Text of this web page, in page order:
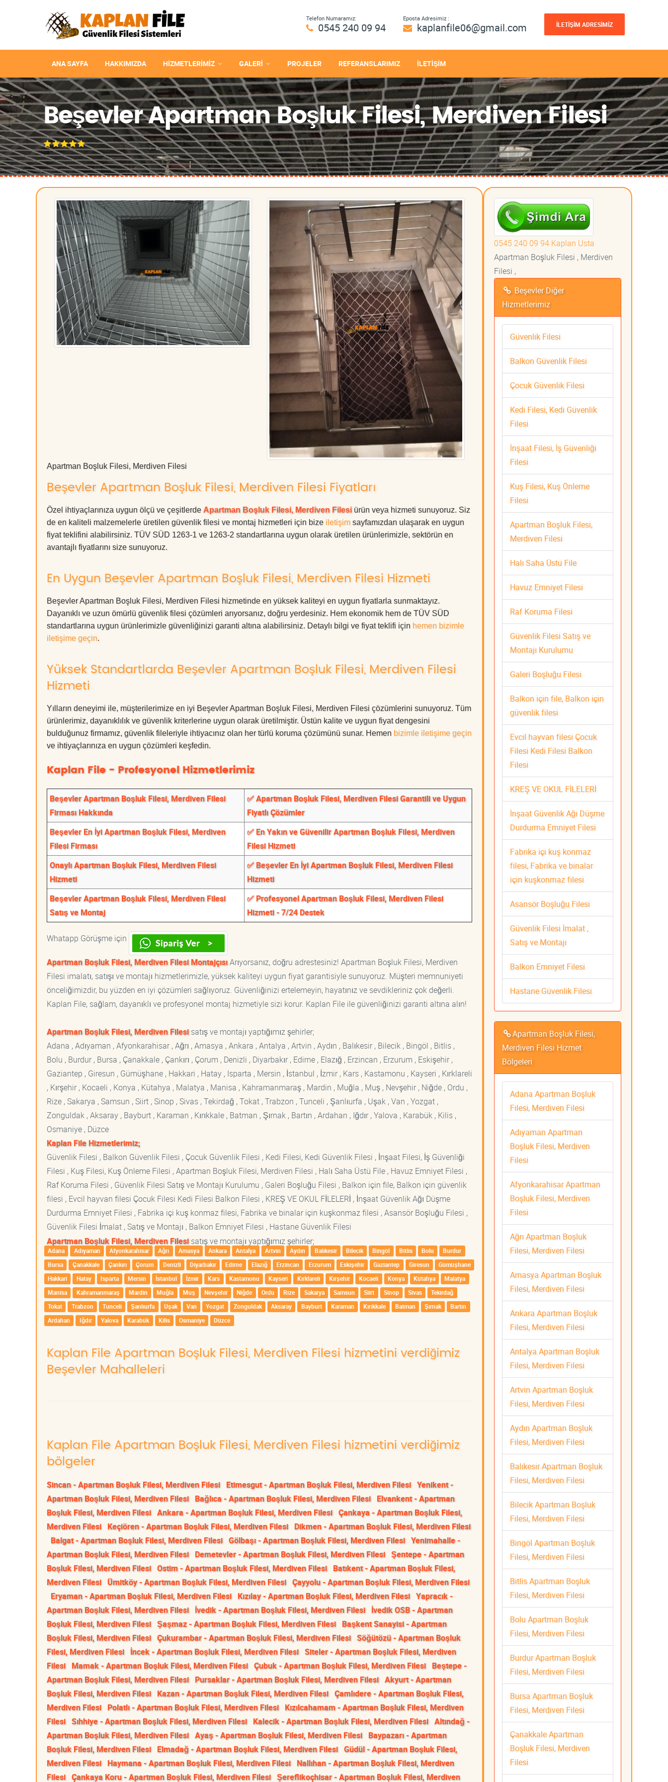
Telefon Numaramız:
0545 240 09 94
Eposta Adresimiz :
kaplanfile06@gmail.com İLETİŞİM ADRESİMİZ
ANA SAYFA HAKKIMIZDA HIZMETLERIMIZ GALERİ PROJELER REFERANSLARIMIZ İLETİŞİM
Beşevler Apartman Boşluk Filesi, Merdiven Filesi
Apartman Boşluk Filesi, Merdiven Filesi
Beşevler Apartman Boşluk Filesi, Merdiven Filesi Fiyatları
Özel ihtiyaçlarınıza uygun ölçü ve çeşitlerde Apartman Boşluk Filesi, Merdiven Filesi ürün veya hizmeti sunuyoruz. Siz
de en kaliteli malzemelerle üretilen güvenlik filesi ve montaj hizmetleri için bize iletişim sayfamızdan ulaşarak en uygun
fiyat teklifini alabilirsiniz. TÜV SÜD 1263-1 ve 1263-2 standartlarına uygun olarak üretilen ürünlerimizle, sektörün en
avantajlı fiyatlarını size sunuyoruz.
En Uygun Beşevler Apartman Boşluk Filesi, Merdiven Filesi Hizmeti
Beşevler Apartman Boşluk Filesi, Merdiven Filesi hizmetinde en yüksek kaliteyi en uygun fiyatlarla sunmaktayız.
Dayanıklı ve uzun ömürlü güvenlik filesi çözümleri arıyorsanız, doğru yerdesiniz. Hem ekonomik hem de TÜV SÜD
standartlarına uygun ürünlerimizle güvenliğinizi garanti altına alabilirsiniz. Detaylı bilgi ve fiyat teklifi için hemen bizimle
iletişime geçin.
Yüksek Standartlarda Beşevler Apartman Boşluk Filesi, Merdiven Filesi
Hizmeti
Yılların deneyimi ile, müşterilerimize en iyi Beşevler Apartman Boşluk Filesi, Merdiven Filesi çözümlerini sunuyoruz. Tüm
ürünlerimiz, dayanıklılık ve güvenlik kriterlerine uygun olarak üretilmiştir. Üstün kalite ve uygun fiyat dengesini
bulduğunuz firmamız, güvenlik fileleriyle ihtiyacınız olan her türlü koruma çözümünü sunar. Hemen bizimle iletişime geçin
ve ihtiyaçlarınıza en uygun çözümleri keşfedin.
Kaplan File - Profesyonel Hizmetlerimiz
Beşevler Apartman Boşluk Filesi, Merdiven Filesi
Firması Hakkında
✅ Apartman Boşluk Filesi, Merdiven Filesi Garantili ve Uygun
Fiyatlı Çözümler
Beşevler En İyi Apartman Boşluk Filesi, Merdiven
Filesi Firması
✅ En Yakın ve Güvenilir Apartman Boşluk Filesi, Merdiven
Filesi Hizmeti
Onaylı Apartman Boşluk Filesi, Merdiven Filesi
Hizmeti
✅ Beşevler En İyi Apartman Boşluk Filesi, Merdiven Filesi
Hizmeti
Beşevler Apartman Boşluk Filesi, Merdiven Filesi
Satış ve Montaj
✅ Profesyonel Apartman Boşluk Filesi, Merdiven Filesi
Hizmeti - 7/24 Destek
Whatapp Görüşme için
Apartman Boşluk Filesi, Merdiven Filesi MontajçısıArıyorsanız, doğru adrestesiniz! Apartman Boşluk Filesi, Merdiven
Filesi imalatı, satışı ve montajı hizmetlerimizle, yüksek kaliteyi uygun fiyat garantisiyle sunuyoruz. Müşteri memnuniyeti
önceliğimizdir, bu yüzden en iyi çözümleri sağlıyoruz. Güvenliğinizi ertelemeyin, hayatınız ve sevdikleriniz çok değerli.
Kaplan File, sağlam, dayanıklı ve profesyonel montaj hizmetiyle sizi korur. Kaplan File ile güvenliğinizi garanti altına alın!
Apartman Boşluk Filesi, Merdiven Filesisatış ve montajı yaptığımız şehirler;
Adana , Adıyaman , Afyonkarahisar , Ağrı , Amasya , Ankara , Antalya , Artvin , Aydın , Balıkesir , Bilecik , Bingöl , Bitlis ,
Bolu , Burdur , Bursa , Çanakkale , Çankırı , Çorum , Denizli , Diyarbakır , Edirne , Elazığ , Erzincan , Erzurum , Eskişehir ,
Gaziantep , Giresun , Gümüşhane , Hakkari , Hatay , Isparta , Mersin , İstanbul , İzmir , Kars , Kastamonu , Kayseri , Kırklareli
, Kırşehir , Kocaeli , Konya , Kütahya , Malatya , Manisa , Kahramanmaraş , Mardin , Muğla , Muş , Nevşehir , Niğde , Ordu ,
Rize , Sakarya , Samsun , Siirt , Sinop , Sivas , Tekirdağ , Tokat , Trabzon , Tunceli , Şanlıurfa , Uşak , Van , Yozgat ,
Zonguldak , Aksaray , Bayburt , Karaman , Kırıkkale , Batman , Şırnak , Bartın , Ardahan , Iğdır , Yalova , Karabük , Kilis ,
Osmaniye , Düzce
Kaplan File Hizmetlerimiz;
Güvenlik Filesi , Balkon Güvenlik Filesi , Çocuk Güvenlik Filesi , Kedi Filesi, Kedi Güvenlik Filesi , İnşaat Filesi, İş Güvenliği
Filesi , Kuş Filesi, Kuş Önleme Filesi , Apartman Boşluk Filesi, Merdiven Filesi , Halı Saha Üstü File , Havuz Emniyet Filesi ,
Raf Koruma Filesi , Güvenlik Filesi Satış ve Montajı Kurulumu , Galeri Boşluğu Filesi , Balkon için file, Balkon için güvenlik
filesi , Evcil hayvan filesi Çocuk Filesi Kedi Filesi Balkon Filesi , KREŞ VE OKUL FİLELERİ , İnşaat Güvenlik Ağı Düşme
Durdurma Emniyet Filesi , Fabrika içi kuş konmaz filesi, Fabrika ve binalar için kuşkonmaz filesi , Asansör Boşluğu Filesi ,
Güvenlik Filesi İmalat , Satış ve Montajı , Balkon Emniyet Filesi , Hastane Güvenlik Filesi
Apartman Boşluk Filesi, Merdiven Filesisatış ve montajı yaptığımız şehirler;
Adana Adıyaman Afyonkarahisar Ağrı Amasya Ankara Antalya Artvin Aydın Balıkesir Bilecik Bingöl Bitlis Bolu
Burdur
Bursa
Çanakkale Çankırı Çorum Denizli Diyarbakır Edirne Elazığ Erzincan Erzurum Eskişehir Gaziantep Giresun
Gümüşhane
Hakkari
Hatay Isparta Mersin İstanbul İzmir Kars Kastamonu Kayseri Kırklareli Kırşehir Kocaeli Konya Kütahya
Malatya
Manisa
Kahramanmaraş Mardin Muğla Muş Nevşehir Niğde Ordu Rize Sakarya Samsun Siirt Sinop Sivas
Tekirdağ
Tokat
Trabzon Tunceli Şanlıurfa Uşak Van Yozgat Zonguldak Aksaray Bayburt Karaman Kırıkkale Batman Şırnak
Bartın
Ardahan
Iğdır Yalova Karabük Kilis Osmaniye Düzce
Kaplan File Apartman Boşluk Filesi, Merdiven Filesi hizmetini verdiğimiz
Beşevler Mahalleleri
Kaplan File Apartman Boşluk Filesi, Merdiven Filesi hizmetini verdiğimiz
bölgeler
Sincan - Apartman Boşluk Filesi, Merdiven Filesi Etimesgut - Apartman Boşluk Filesi, Merdiven Filesi Yenikent -
Apartman Boşluk Filesi, Merdiven Filesi Bağlıca - Apartman Boşluk Filesi, Merdiven Filesi Elvankent - Apartman
Boşluk Filesi, Merdiven Filesi Ankara - Apartman Boşluk Filesi, Merdiven Filesi Çankaya - Apartman Boşluk Filesi,
Merdiven Filesi Keçiören - Apartman Boşluk Filesi, Merdiven Filesi Dikmen - Apartman Boşluk Filesi, Merdiven Filesi
Balgat - Apartman Boşluk Filesi, Merdiven Filesi Gölbaşı - Apartman Boşluk Filesi, Merdiven Filesi Yenimahalle -
Apartman Boşluk Filesi, Merdiven Filesi Demetevler - Apartman Boşluk Filesi, Merdiven Filesi Şentepe - Apartman
Boşluk Filesi, Merdiven Filesi Ostim - Apartman Boşluk Filesi, Merdiven Filesi Batıkent - Apartman Boşluk Filesi,
Merdiven Filesi Ümitköy - Apartman Boşluk Filesi, Merdiven Filesi Çayyolu - Apartman Boşluk Filesi, Merdiven Filesi
Eryaman - Apartman Boşluk Filesi, Merdiven Filesi Kızılay - Apartman Boşluk Filesi, Merdiven Filesi Yapracık -
Apartman Boşluk Filesi, Merdiven Filesi İvedik - Apartman Boşluk Filesi, Merdiven Filesi İvedik OSB - Apartman
Boşluk Filesi, Merdiven Filesi Şaşmaz - Apartman Boşluk Filesi, Merdiven Filesi Başkent Sanayisi - Apartman
Boşluk Filesi, Merdiven Filesi Çukurambar - Apartman Boşluk Filesi, Merdiven Filesi Söğütözü - Apartman Boşluk
Filesi, Merdiven Filesi İncek - Apartman Boşluk Filesi, Merdiven Filesi Siteler - Apartman Boşluk Filesi, Merdiven
Filesi Mamak - Apartman Boşluk Filesi, Merdiven Filesi Çubuk - Apartman Boşluk Filesi, Merdiven Filesi Beştepe -
Apartman Boşluk Filesi, Merdiven Filesi Pursaklar - Apartman Boşluk Filesi, Merdiven Filesi Akyurt - Apartman
Boşluk Filesi, Merdiven Filesi Kazan - Apartman Boşluk Filesi, Merdiven Filesi Çamlıdere - Apartman Boşluk Filesi,
Merdiven Filesi Polatlı - Apartman Boşluk Filesi, Merdiven Filesi Kızılcahamam - Apartman Boşluk Filesi, Merdiven
Filesi Sıhhiye - Apartman Boşluk Filesi, Merdiven Filesi Kalecik - Apartman Boşluk Filesi, Merdiven Filesi Altındağ -
Apartman Boşluk Filesi, Merdiven Filesi Ayaş - Apartman Boşluk Filesi, Merdiven Filesi Baypazarı - Apartman
Boşluk Filesi, Merdiven Filesi Elmadağ - Apartman Boşluk Filesi, Merdiven Filesi Güdül - Apartman Boşluk Filesi,
Merdiven Filesi Haymana - Apartman Boşluk Filesi, Merdiven Filesi Nallıhan - Apartman Boşluk Filesi, Merdiven
Filesi Çankaya Koru - Apartman Boşluk Filesi, Merdiven Filesi Şereflikoçhisar - Apartman Boşluk Filesi, Merdiven
0545 240 09 94 Kaplan Usta
Apartman Boşluk Filesi , Merdiven
Filesi ,
Beşevler Diğer
Hizmetlerimiz
Güvenlik Filesi
Balkon Güvenlik Filesi
Çocuk Güvenlik Filesi
Kedi Filesi, Kedi Güvenlik
Filesi
İnşaat Filesi, İş Güvenliği
Filesi
Kuş Filesi, Kuş Önleme
Filesi
Apartman Boşluk Filesi,
Merdiven Filesi
Halı Saha Üstü File
Havuz Emniyet Filesi
Raf Koruma Filesi
Güvenlik Filesi Satış ve
Montajı Kurulumu
Galeri Boşluğu Filesi
Balkon için file, Balkon için
güvenlik filesi
Evcil hayvan filesi Çocuk
Filesi Kedi Filesi Balkon
Filesi
KREŞ VE OKUL FİLELERİ
İnşaat Güvenlik Ağı Düşme
Durdurma Emniyet Filesi
Fabrika içi kuş konmaz
filesi, Fabrika ve binalar
için kuşkonmaz filesi
Asansör Boşluğu Filesi
Güvenlik Filesi İmalat ,
Satış ve Montajı
Balkon Emniyet Filesi
Hastane Güvenlik Filesi
Apartman Boşluk Filesi,
Merdiven Filesi Hizmet
Bölgeleri
Adana Apartman Boşluk
Filesi, Merdiven Filesi
Adıyaman Apartman
Boşluk Filesi, Merdiven
Filesi
Afyonkarahisar Apartman
Boşluk Filesi, Merdiven
Filesi
Ağrı Apartman Boşluk
Filesi, Merdiven Filesi
Amasya Apartman Boşluk
Filesi, Merdiven Filesi
Ankara Apartman Boşluk
Filesi, Merdiven Filesi
Antalya Apartman Boşluk
Filesi, Merdiven Filesi
Artvin Apartman Boşluk
Filesi, Merdiven Filesi
Aydın Apartman Boşluk
Filesi, Merdiven Filesi
Balıkesir Apartman Boşluk
Filesi, Merdiven Filesi
Bilecik Apartman Boşluk
Filesi, Merdiven Filesi
Bingöl Apartman Boşluk
Filesi, Merdiven Filesi
Bitlis Apartman Boşluk
Filesi, Merdiven Filesi
Bolu Apartman Boşluk
Filesi, Merdiven Filesi
Burdur Apartman Boşluk
Filesi, Merdiven Filesi
Bursa Apartman Boşluk
Filesi, Merdiven Filesi
Çanakkale Apartman
Boşluk Filesi, Merdiven
Filesi